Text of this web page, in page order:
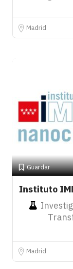
Madrid
Guardar
Instituto
Madrid